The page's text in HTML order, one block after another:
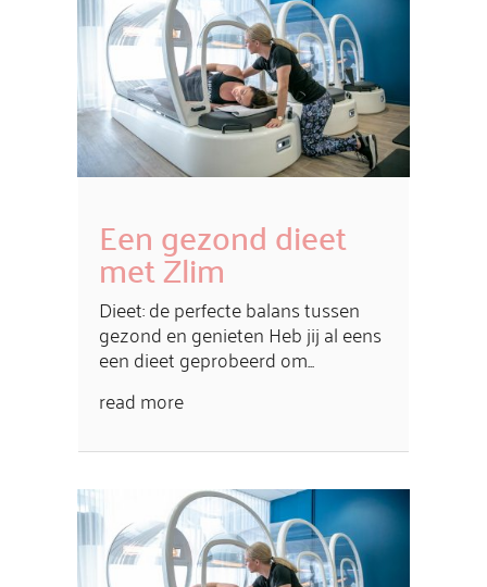
Een gezond dieet
met Zlim
Dieet: de perfecte balans tussen
gezond en genieten Heb jij al eens
een dieet geprobeerd om...
read more